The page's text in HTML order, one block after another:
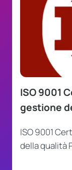
ISO 9001
gestione
ISO 9001
della qualità